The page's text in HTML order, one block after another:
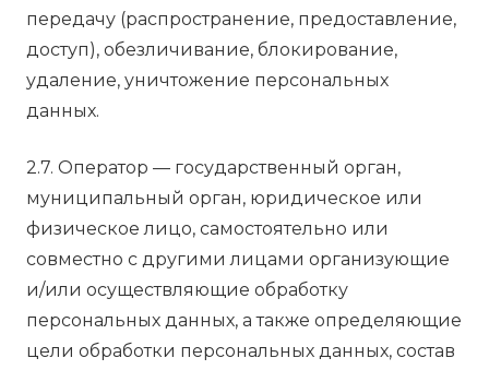
передачу (распространение, предоставление,
доступ), обезличивание, блокирование,
удаление, уничтожение персональных
данных.
2.7. Оператор — государственный орган,
муниципальный орган, юридическое или
физическое лицо, самостоятельно или
совместно с другими лицами организующие
и/или осуществляющие обработку
персональных данных, а также определяющие
цели обработки персональных данных, состав